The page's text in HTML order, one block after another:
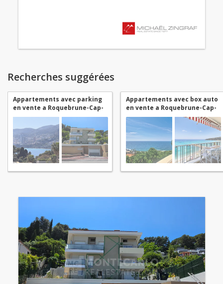
Recherches suggérées
Appartements avec parking
en vente a Roquebrune-Cap-
Martin
Appartements avec box auto
en vente a Roquebrune-Cap-
Martin